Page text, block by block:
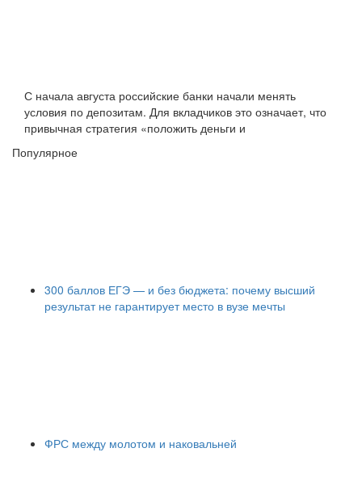
С начала августа российские банки начали менять
условия по депозитам. Для вкладчиков это означает, что
привычная стратегия «положить деньги и
Популярное
300 баллов ЕГЭ — и без бюджета: почему высший
результат не гарантирует место в вузе мечты
ФРС между молотом и наковальней